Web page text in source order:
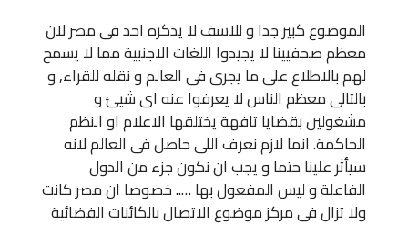
الموضوع كبير جدا و للاسف لا يذكره احد فى مصر لان
معظم صحفيينا لا يجيدوا اللغات الاجنبية مما لا يسمح
لهم بالاطلاع على ما يجرى فى العالم و نقله للقراء, و
بالتالى معظم الناس لا يعرفوا عنه اى شيئ و
مشغولين بقضايا تافهة يختلقها الاعلام او النظم
الحاكمة. انما لازم نعرف اللى حاصل فى العالم لانه
سيأثر علينا حتما و يجب ان نكون جزء من الدول
الفاعلة و ليس المفعول بها ….. خصوصا ان مصر كانت
ولا تزال فى مركز موضوع الاتصال بالكائنات الفضائية